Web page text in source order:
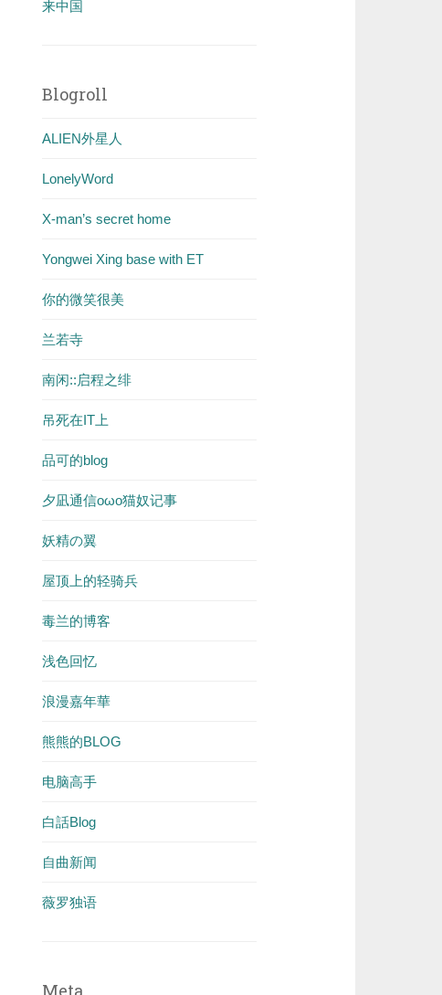
来中国
Blogroll
ALIEN外星人
LonelyWord
X-man’s secret home
Yongwei Xing base with ET
你的微笑很美
兰若寺
南闲::启程之绯
吊死在IT上
品可的blog
夕凪通信oωo猫奴记事
妖精の翼
屋顶上的轻骑兵
毒兰的博客
浅色回忆
浪漫嘉年華
熊熊的BLOG
电脑高手
白話Blog
自曲新闻
薇罗独语
Meta